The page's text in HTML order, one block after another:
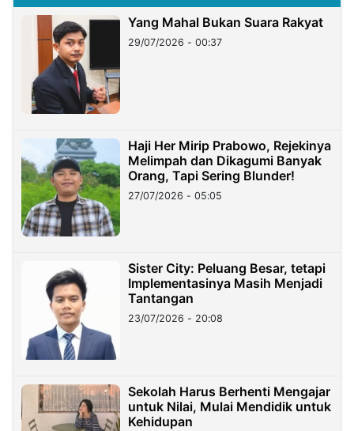
Yang Mahal Bukan Suara Rakyat
29/07/2026 - 00:37
Haji Her Mirip Prabowo, Rejekinya
Melimpah dan Dikagumi Banyak
Orang, Tapi Sering Blunder!
27/07/2026 - 05:05
Sister City: Peluang Besar, tetapi
Implementasinya Masih Menjadi
Tantangan
23/07/2026 - 20:08
Sekolah Harus Berhenti Mengajar
untuk Nilai, Mulai Mendidik untuk
Kehidupan